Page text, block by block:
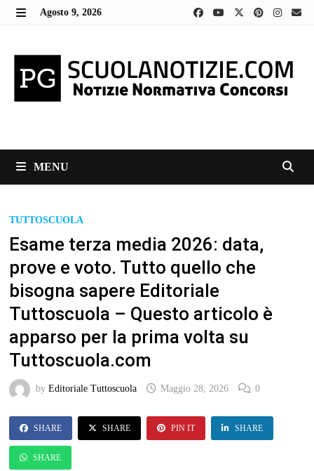
Skip
Agosto 9, 2026
MENU
TUTTOSCUOLA
Esame terza media 2026: data,
prove e voto. Tutto quello che
bisogna sapere Editoriale
Tuttoscuola – Questo articolo è
apparso per la prima volta su
Tuttoscuola.com
by Editoriale Tuttoscuola Maggio 28, 2026 0
SHARE SHARE PIN IT SHARE
SHARE